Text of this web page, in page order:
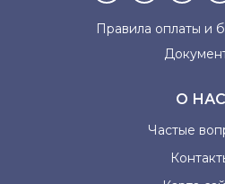
Правила оплаты и
О НАС
Частые